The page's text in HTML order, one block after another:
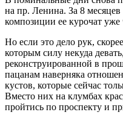
на пр. Ленина. За 8
композиции ее курочат уже
Но если это дело рук,
которым силу некуда
реконструированной в
пацанам наверняка
кустов, которые сейчас
Вместо них на клумбах
пройтись по проспекту и